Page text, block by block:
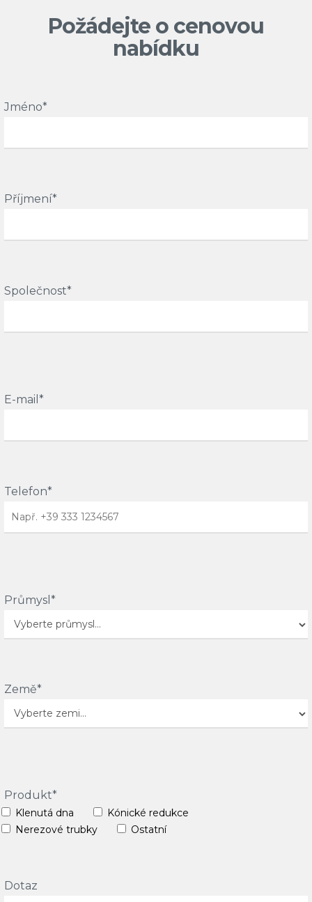
Požádejte o cenovou
nabídku
Jméno*
Příjmení*
Společnost*
E-mail*
Telefon*
Průmysl*
Země*
Produkt*
Klenutá dna
Kónické redukce
Nerezové trubky
Ostatní
Dotaz